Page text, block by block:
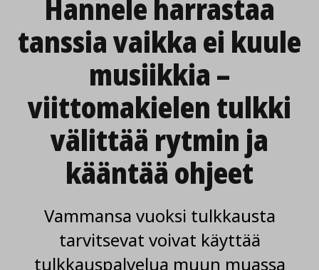
Hannele harrastaa
tanssia vaikka ei kuule
musiikkia –
viittomakielen tulkki
välittää rytmin ja
kääntää ohjeet
Vammansa vuoksi tulkkausta
tarvitsevat voivat käyttää
tulkkauspalvelua muun muassa